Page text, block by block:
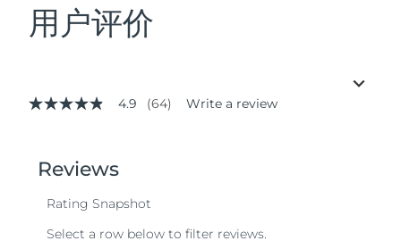
用户评价
4.9
stars,
average
value.
4.9 (64) Write a review